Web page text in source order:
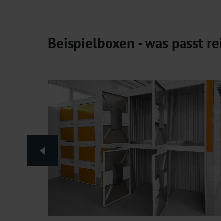
Beispielboxen - was passt